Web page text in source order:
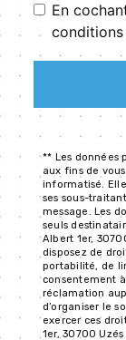
En
** Les données
aux fins de
informatisé.
ses sous-
message. Les
seuls
Albert 1er,
disposez de
portabilité, de
consentement
réclamation
d’organiser le
exercer ces
1er, 30700